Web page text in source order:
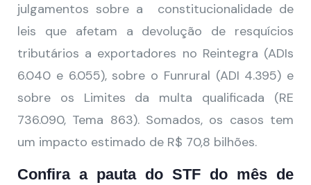
julgamentos sobre a constitucionalidade de
leis que afetam a devolução de resquícios
tributários a exportadores no Reintegra (ADIs
6.040 e 6.055), sobre o Funrural (ADI 4.395) e
sobre os Limites da multa qualificada (RE
736.090, Tema 863). Somados, os casos tem
um impacto estimado de R$ 70,8 bilhões.
Confira a pauta do STF do mês de